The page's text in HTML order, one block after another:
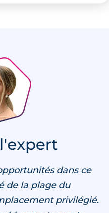
dans ce
de la plage du
privilégié.